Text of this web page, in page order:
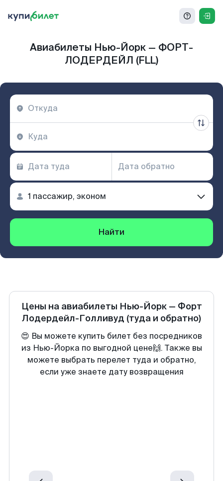
Авиабилеты Нью-Йорк — ФОРТ-
ЛОДЕРДЕЙЛ (FLL)
Найти
Цены на авиабилеты Нью-Йорк— Форт
Лодердейл-Голливуд (туда и обратно)
😍 Вы можете купить билет без посредников
из Нью-Йорка по выгодной цене🙌. Также вы
можете выбрать перелет туда и обратно,
если уже знаете дату возвращения